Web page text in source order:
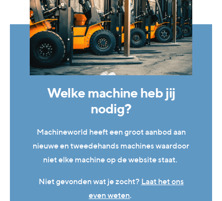
Welke machine heb jij
nodig?
Machineworld heeft een groot aanbod aan
nieuwe en tweedehands machines waardoor
niet elke machine op de website staat.
Niet gevonden wat je zocht? Laat het ons
even weten.